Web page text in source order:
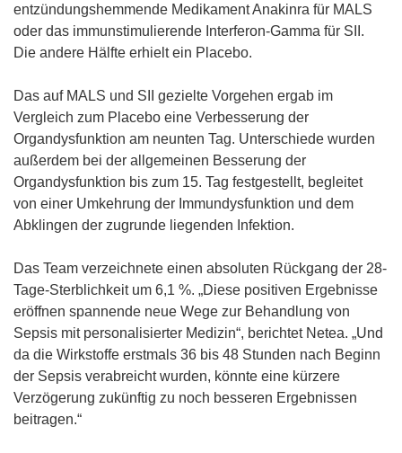
entzündungshemmende Medikament Anakinra für MALS
oder das immunstimulierende Interferon-Gamma für SII.
Die andere Hälfte erhielt ein Placebo.
Das auf MALS und SII gezielte Vorgehen ergab im
Vergleich zum Placebo eine Verbesserung der
Organdysfunktion am neunten Tag. Unterschiede wurden
außerdem bei der allgemeinen Besserung der
Organdysfunktion bis zum 15. Tag festgestellt, begleitet
von einer Umkehrung der Immundysfunktion und dem
Abklingen der zugrunde liegenden Infektion.
Das Team verzeichnete einen absoluten Rückgang der 28-
Tage-Sterblichkeit um 6,1 %. „Diese positiven Ergebnisse
eröffnen spannende neue Wege zur Behandlung von
Sepsis mit personalisierter Medizin“, berichtet Netea. „Und
da die Wirkstoffe erstmals 36 bis 48 Stunden nach Beginn
der Sepsis verabreicht wurden, könnte eine kürzere
Verzögerung zukünftig zu noch besseren Ergebnissen
beitragen.“